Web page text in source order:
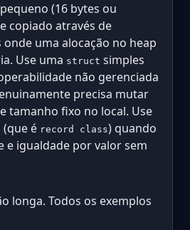
(16 bytes ou
copiado através de
uma alocação no heap
Use uma struct simples
não gerenciada
precisa mutar
tamanho fixo no local. Use
é record class) quando
e igualdade por valor sem
longa. Todos os exemplos